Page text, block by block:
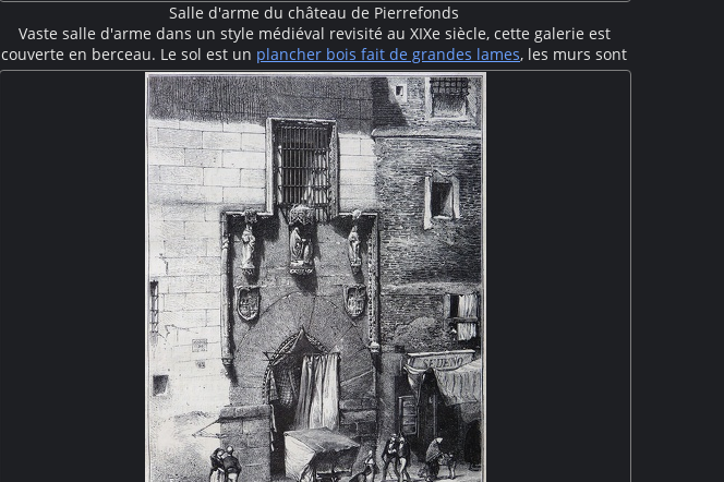
Salle d'arme du château de Pierrefonds
Vaste salle d'arme dans un style médiéval revisité au XIXe siècle, cette galerie est
couverte en berceau. Le sol est un plancher bois fait de grandes lames, les murs sont
agrémentés de boiseries. De grandes fenêtres occupent le mur de gauche tandis
qu'une collection d'armures est exposée du côté droit.